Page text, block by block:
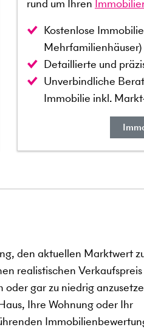
rund um Ihren
Kostenlose
Mehrfamilienhäuser)
Detaillierte und
Unverbindliche
Immobilie inkl.
den aktuellen Marktwert
realistischen Verkaufspreis
gar zu niedrig
Ihre Wohnung oder Ihr